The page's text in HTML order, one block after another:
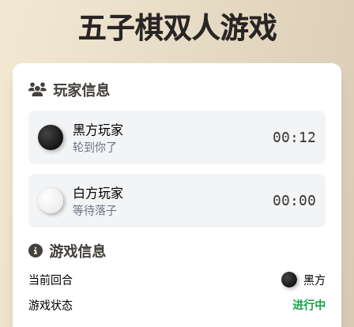
五子棋双人游戏
玩家信息
黑方玩家
轮到你了
00:12
白方玩家
等待落子
00:00
游戏信息
当前回合
黑方
游戏状态
进行中